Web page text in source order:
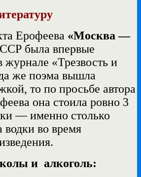
Ерофеева «Москва —
была впервые
журнале «Трезвость и
же поэма вышла
то по просьбе автора
она стоила ровно 3
— именно столько
водки во время
и алкоголь: